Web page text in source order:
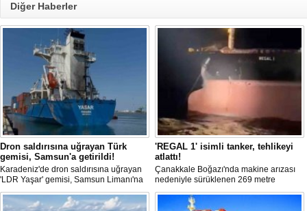
Diğer Haberler
Dron saldırısına uğrayan Türk
gemisi, Samsun'a getirildi!
Karadeniz'de dron saldırısına uğrayan
'LDR Yaşar' gemisi, Samsun Limanı'na
güvenli bir şekilde ulaştı. Saldırıda can
kaybı yaşanmadı, ancak büyük çapta
'REGAL 1' isimli tanker, tehlikeyi
atlattı!
Çanakkale Boğazı'nda makine arızası
nedeniyle sürüklenen 269 metre
uzunluğundaki 'REGAL 1' isimli tanker,
römorkörler yardımıyla Şevketiye Demir